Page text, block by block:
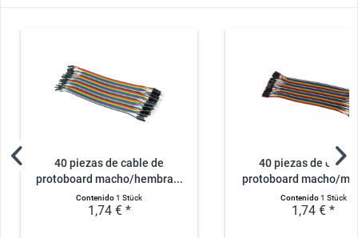
40 piezas de cable de
protoboard macho/hembra...
Contenido1 Stück
1,74 € *
40 piezas de cable
protoboard macho/
Contenido1 Stück
1,74 € *